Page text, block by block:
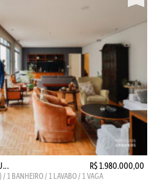
R$ 1.980.000,00
/ 1 BANHEIRO / 1 LAVABO / 1 VAGA